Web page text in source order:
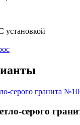
установкой
серого